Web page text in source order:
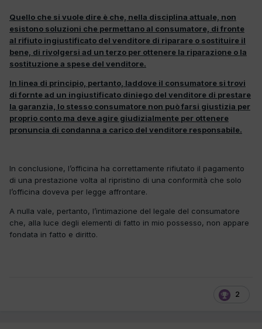
Quello che si vuole dire è che, nella disciplina attuale, non
esistono soluzioni che permettano al consumatore, di fronte
al rifiuto ingiustificato del venditore di riparare o sostituire il
bene, di rivolgersi ad un terzo per ottenere la riparazione o la
sostituzione a spese del venditore.
In linea di principio, pertanto, laddove il consumatore si trovi
di fornte ad un ingiustificato diniego del venditore di prestare
la garanzia, lo stesso consumatore non può farsi giustizia per
proprio conto ma deve agire giudizialmente per ottenere
pronuncia di condanna a carico del venditore responsabile.
In conclusione, l’officina ha correttamente rifiutato il pagamento
di una prestazione volta al ripristino di una conformità che solo
l’officina doveva per legge affrontare.
A nulla vale, pertanto, l’intimazione del legale del consumatore
che, alla luce degli elementi di fatto in mio possesso, non appare
fondata in fatto e diritto.
2